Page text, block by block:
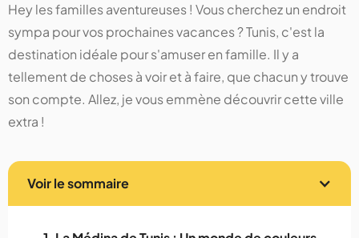
Hey les familles aventureuses ! Vous cherchez un endroit
sympa pour vos prochaines vacances ? Tunis, c'est la
destination idéale pour s'amuser en famille. Il y a
tellement de choses à voir et à faire, que chacun y trouve
son compte. Allez, je vous emmène découvrir cette ville
extra !
Voir le sommaire